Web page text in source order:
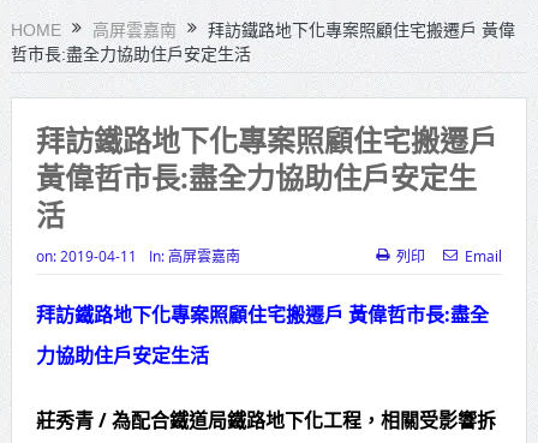
企業打造青年科技新未來
新北好茶放眼國際舞台 茶青大展創
生軟實力
興大攜手醫療院所守護社區健康 舉
辦健康義診暨衛教活動
彰化市表揚56位模範父親 兒孫獻花
美濃龍山國小母語耀寰宇 勇奪特優
HOME 高屏雲嘉南
拜訪鐵路地下化專案照顧住宅搬遷戶 黃偉
哲市長:盡全力協助住戶安定生活
拜訪鐵路地下化專案照顧住宅搬遷戶
黃偉哲市長:盡全力協助住戶安定生
活
on: 2019-04-11 In:高屏雲嘉南 列印 Email
拜訪鐵路地下化專案照顧住宅搬遷戶 黃偉哲市長:盡全
力協助住戶安定生活
莊秀青 / 為配合鐵道局鐵路地下化工程，相關受影響拆